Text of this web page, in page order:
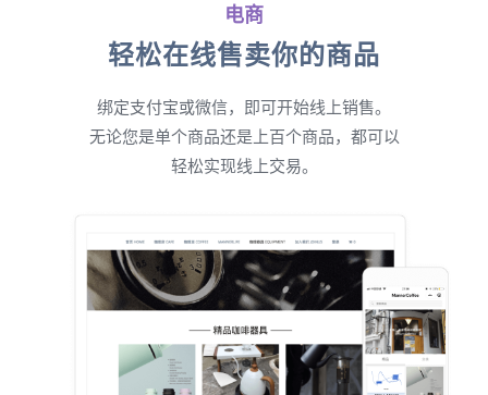
电商
轻松在线售卖你的商品
绑定支付宝或微信，即可开始线上销售。
无论您是单个商品还是上百个商品，都可以
轻松实现线上交易。